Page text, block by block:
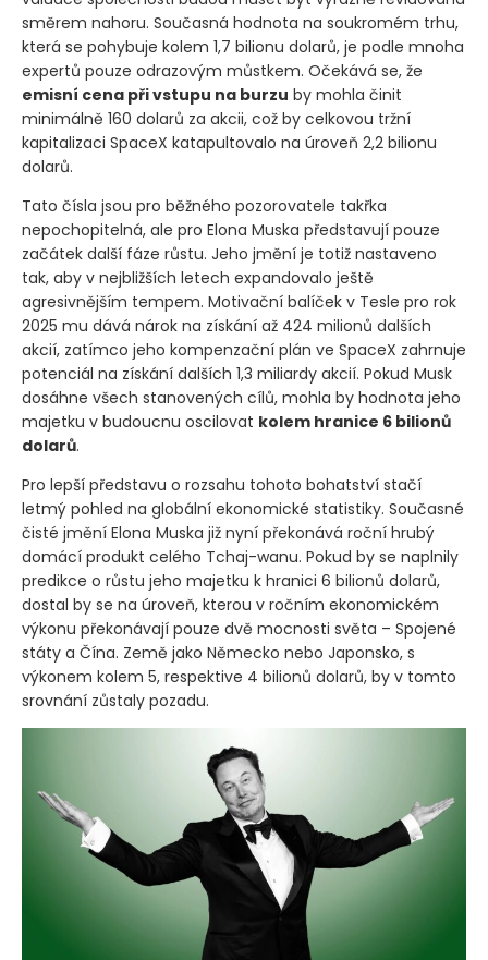
směrem nahoru. Současná hodnota na soukromém trhu,
která se pohybuje kolem 1,7 bilionu dolarů, je podle mnoha
expertů pouze odrazovým můstkem. Očekává se, že
emisní cena při vstupu na burzu by mohla činit
minimálně 160 dolarů za akcii, což by celkovou tržní
kapitalizaci SpaceX katapultovalo na úroveň 2,2 bilionu
dolarů.
Tato čísla jsou pro běžného pozorovatele takřka
nepochopitelná, ale pro Elona Muska představují pouze
začátek další fáze růstu. Jeho jmění je totiž nastaveno
tak, aby v nejbližších letech expandovalo ještě
agresivnějším tempem. Motivační balíček v Tesle pro rok
2025 mu dává nárok na získání až 424 milionů dalších
akcií, zatímco jeho kompenzační plán ve SpaceX zahrnuje
potenciál na získání dalších 1,3 miliardy akcií. Pokud Musk
dosáhne všech stanovených cílů, mohla by hodnota jeho
majetku v budoucnu oscilovat kolem hranice 6 bilionů
dolarů.
Pro lepší představu o rozsahu tohoto bohatství stačí
letmý pohled na globální ekonomické statistiky. Současné
čisté jmění Elona Muska již nyní překonává roční hrubý
domácí produkt celého Tchaj-wanu. Pokud by se naplnily
predikce o růstu jeho majetku k hranici 6 bilionů dolarů,
dostal by se na úroveň, kterou v ročním ekonomickém
výkonu překonávají pouze dvě mocnosti světa – Spojené
státy a Čína. Země jako Německo nebo Japonsko, s
výkonem kolem 5, respektive 4 bilionů dolarů, by v tomto
srovnání zůstaly pozadu.